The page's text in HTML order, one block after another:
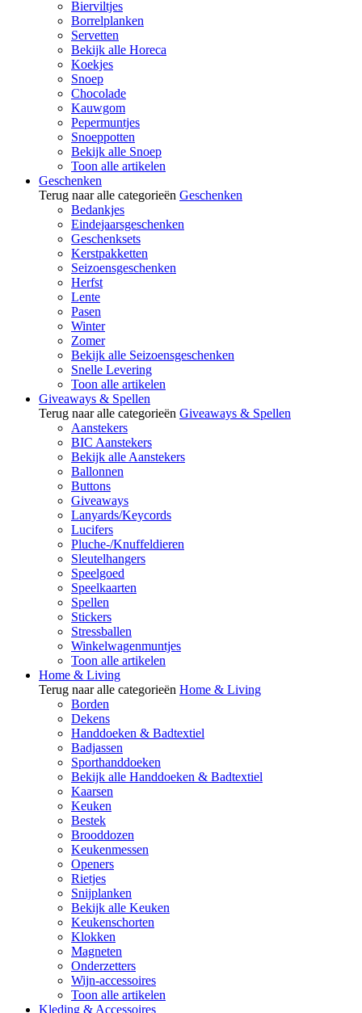
Bierviltjes
Borrelplanken
Servetten
Bekijk alle Horeca
Koekjes
Snoep
Chocolade
Kauwgom
Pepermuntjes
Snoeppotten
Bekijk alle Snoep
Toon alle artikelen
Geschenken
Terug naar alle categorieën Geschenken
Bedankjes
Eindejaarsgeschenken
Geschenksets
Kerstpakketten
Seizoensgeschenken
Herfst
Lente
Pasen
Winter
Zomer
Bekijk alle Seizoensgeschenken
Snelle Levering
Toon alle artikelen
Giveaways & Spellen
Terug naar alle categorieën Giveaways & Spellen
Aanstekers
BIC Aanstekers
Bekijk alle Aanstekers
Ballonnen
Buttons
Giveaways
Lanyards/Keycords
Lucifers
Pluche-/Knuffeldieren
Sleutelhangers
Speelgoed
Speelkaarten
Spellen
Stickers
Stressballen
Winkelwagenmuntjes
Toon alle artikelen
Home & Living
Terug naar alle categorieën Home & Living
Borden
Dekens
Handdoeken & Badtextiel
Badjassen
Sporthanddoeken
Bekijk alle Handdoeken & Badtextiel
Kaarsen
Keuken
Bestek
Brooddozen
Keukenmessen
Openers
Rietjes
Snijplanken
Bekijk alle Keuken
Keukenschorten
Klokken
Magneten
Onderzetters
Wijn-accessoires
Toon alle artikelen
Kleding & Accessoires